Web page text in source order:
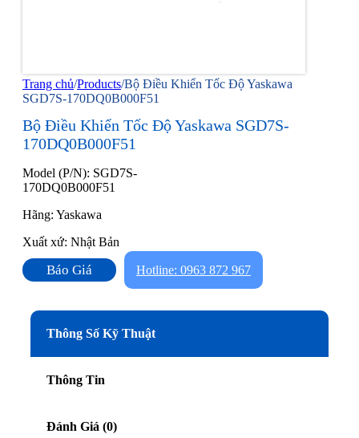
Trang chủ/Products/Bộ Điều Khiển Tốc Độ Yaskawa
SGD7S-170DQ0B000F51
Bộ Điều Khiển Tốc Độ Yaskawa SGD7S-
170DQ0B000F51
Model (P/N): SGD7S-
170DQ0B000F51
Hãng: Yaskawa
Xuất xứ: Nhật Bản
Báo Giá Hotline: 0963 872 967
Thông Số Kỹ Thuật
Thông Tin
Đánh Giá (0)